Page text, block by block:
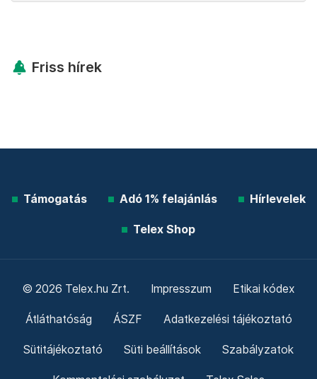
Friss hírek
Támogatás Adó 1% felajánlás Hírlevelek
Telex Shop
© 2026 Telex.hu Zrt. Impresszum Etikai kódex
Átláthatóság ÁSZF Adatkezelési tájékoztató
Sütitájékoztató Süti beállítások Szabályzatok